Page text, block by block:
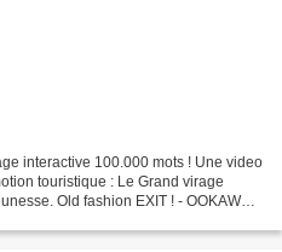
interactive 100.000 mots ! Une video
touristique : Le Grand virage
Old fashion EXIT ! - OOKAWA